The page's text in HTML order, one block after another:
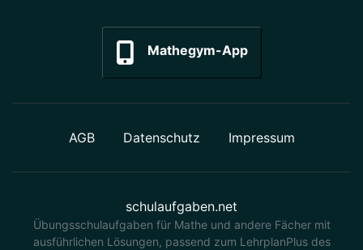
Mathegym-App
AGB Datenschutz Impressum
schulaufgaben.net
Übungsschulaufgaben für Mathe und andere Fächer mit
ausführlichen Lösungen, passend zum LehrplanPlus des